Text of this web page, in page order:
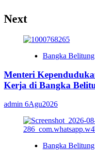
Next
Bangka Belitung
Menteri
Kerja di Bangka
admin 6Agu2026
Bangka Belitung